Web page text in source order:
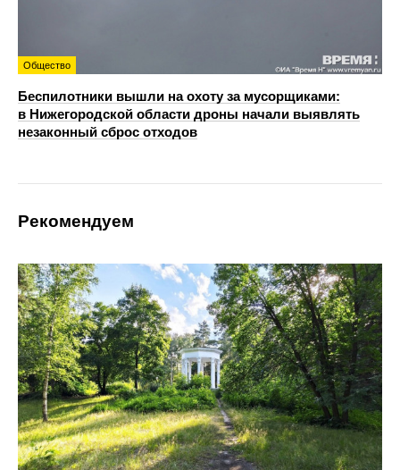
Общество
Беспилотники вышли на охоту за мусорщиками:
в Нижегородской области дроны начали выявлять
незаконный сброс отходов
Рекомендуем